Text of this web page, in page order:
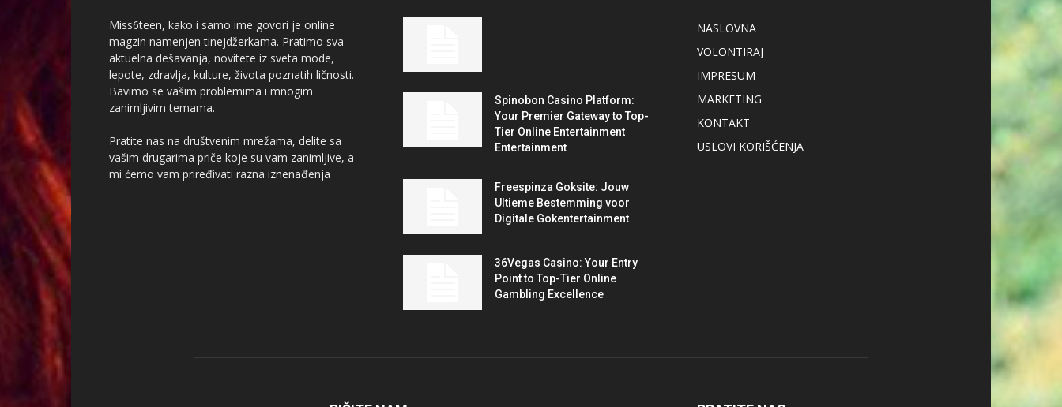
Miss6teen, kako i samo ime govori je online
magzin namenjen tinejdžerkama. Pratimo sva
aktuelna dešavanja, novitete iz sveta mode,
lepote, zdravlja, kulture, života poznatih ličnosti.
Bavimo se vašim problemima i mnogim
zanimljivim temama.
Pratite nas na društvenim mrežama, delite sa
vašim drugarima priče koje su vam zanimljive, a
mi ćemo vam priređivati razna iznenađenja
Spinobon Casino Platform:
Your Premier Gateway to Top-
Tier Online Entertainment
Entertainment
Freespinza Goksite: Jouw
Ultieme Bestemming voor
Digitale Gokentertainment
36Vegas Casino: Your Entry
Point to Top-Tier Online
Gambling Excellence
NASLOVNA
VOLONTIRAJ
IMPRESUM
MARKETING
KONTAKT
USLOVI KORIŠĆENJA